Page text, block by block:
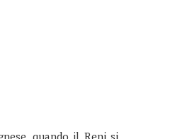
quando il Reni si